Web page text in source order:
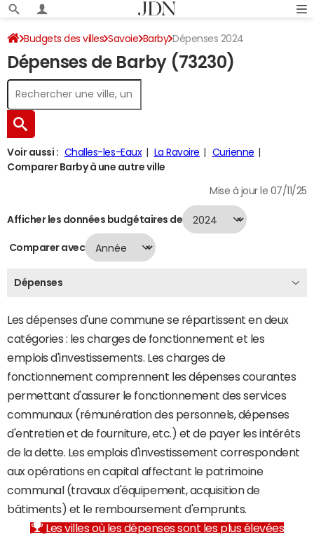
Budgets des villes Savoie Barby Dépenses 2024
Dépenses de Barby (73230)
Voir aussi : Challes-les-Eaux La Ravoire
Curienne
Comparer Barby à une autre ville
Mise à jour le 07/11/25
Afficher les données budgétaires de
Comparer avec
Dépenses
Les dépenses d'une commune se répartissent en deux
catégories : les charges de fonctionnement et les
emplois d'investissements. Les charges de
fonctionnement comprennent les dépenses courantes
permettant d'assurer le fonctionnement des services
communaux (rémunération des personnels, dépenses
d'entretien et de fourniture, etc.) et de payer les intérêts
de la dette. Les emplois d'investissement correspondent
aux opérations en capital affectant le patrimoine
communal (travaux d'équipement, acquisition de
bâtiments) et le remboursement d'emprunts.
Les villes où les dépenses sont les plus élevées